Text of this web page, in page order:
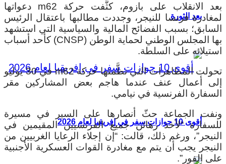
بعد الثورة
أقوى 10 جوازات سفر في إفريقيا لعام 2026
بعد الانقلاب على بازوم، كثَّفت حركة m62 دعواتها
لمغادرة فرنسا للنيجر، وجددت مطالبها باعتقال الرئيس
السابق؛ بسبب الفضائح المالية والسياسية التي استشهد
بها المجلس الوطني لحماية الوطن (CNSP) كأحد أسباب
استيلائه على السلطة.
تحولت المظاهرات التي نظَّمتها حركة m62 في 30 يوليو
إلى أعمال عنف عندما هاجم بعض المشاركين مقر
السفارة الفرنسية في نيامي.
ونفت الجماعة حثّ أنصارها على السير في مسيرة
للسفارة “لأخذ رهائن جميع الفرنسيين المقيمين في
النيجر”، ورغم ذلك، قالت: “إن إجلاء الرعايا الغربيين من
النيجر يجب أن يتم مع مغادرة القوات العسكرية الأجنبية
على الفور”.